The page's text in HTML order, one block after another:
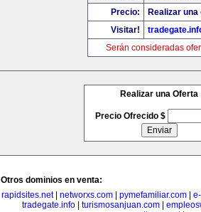
Precio:
Realizar
Visitar!
Serán consideradas
Realizar una Oferta
Precio Ofrecido $
Otros dominios en venta:
rapidsites.net| networxs.com| pymefamiliar.com|
tradegate.info| turismosanjuan.com|